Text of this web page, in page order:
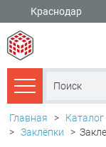
Краснодар
Каталог товаров
Главная > Каталог
> Заклёпки >